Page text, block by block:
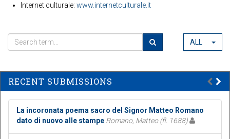
Internet culturale: www.internetculturale.it
ALL
RECENT SUBMISSIONS
La incoronata poema sacro del Signor Matteo Romano
dato di nuovo alle stampe Romano, Matteo (fl. 1688)